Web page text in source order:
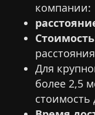
компании:
Для
более 2,5
стоимость